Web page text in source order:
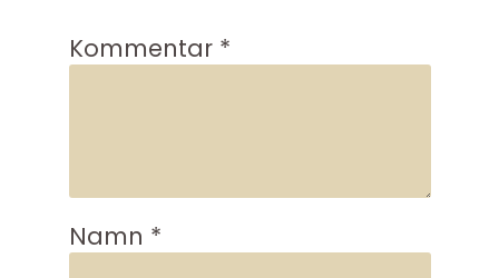
Kommentar *
Namn *